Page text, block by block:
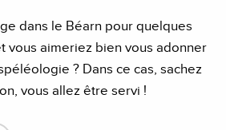
dans le Béarn pour quelques
vous aimeriez bien vous adonner
? Dans ce cas, sachez
vous allez être servi !